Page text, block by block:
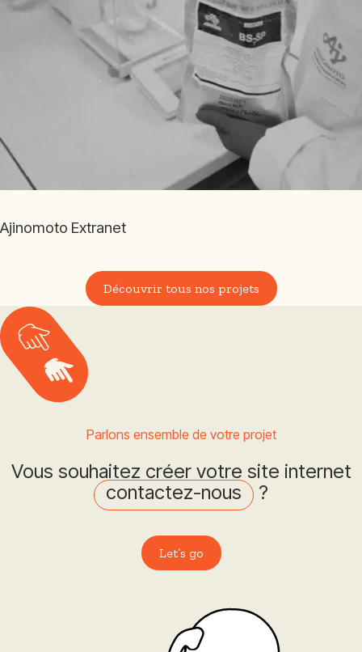
Ajinomoto Extranet
Découvrir tous nos projets
Parlons ensemble de votre projet
Vous souhaitez créer votre site internet
contactez-nous
?
Let’s go